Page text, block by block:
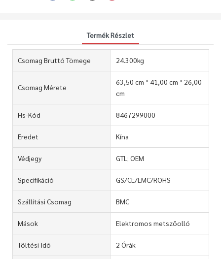
Termék Részlet
Csomag Bruttó Tömege 24.300kg
Csomag Mérete
63,50 cm * 41,00 cm * 26,00
cm
Hs-Kód 8467299000
Eredet Kína
Védjegy GTL; OEM
Specifikáció GS/CE/EMC/ROHS
Szállítási Csomag BMC
Mások Elektromos metszőolló
Töltési Idő 2 Órák